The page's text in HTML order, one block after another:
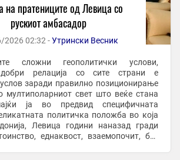
на пратениците од Левица со
рускиот амбасадор
2026 02:32 -Утрински Весник
сложни геополитички услови,
релација со сите страни е
заради правилно позиционирање
мултиполарниот свет што веќе стана
ја во предвид специфичната
политичка положба во која
Левица години наназад гради
еднаквост, взаемопочит, без